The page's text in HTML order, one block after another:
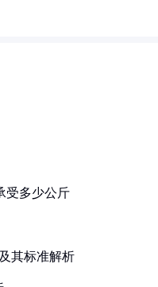
受多少公斤
其标准解析